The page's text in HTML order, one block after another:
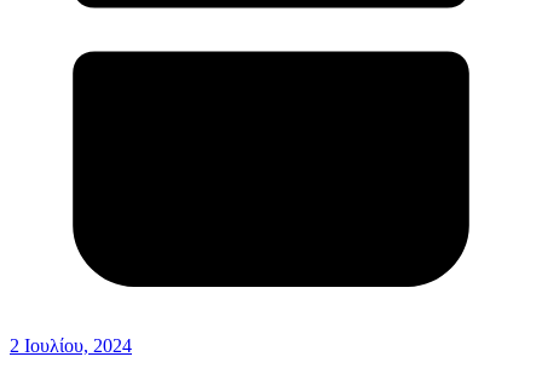
2 Ιουλίου, 2024